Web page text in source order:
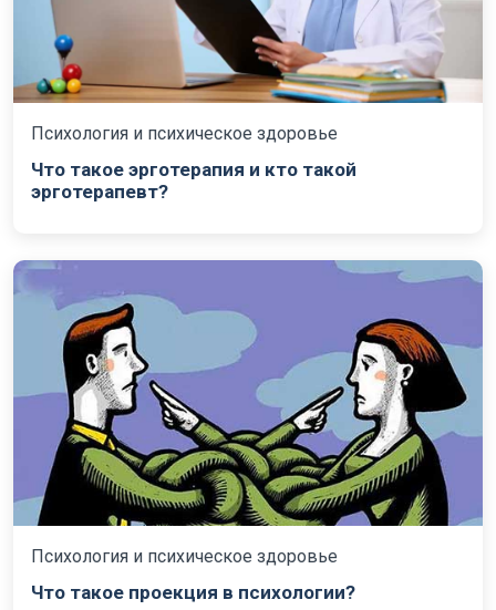
Психология и психическое здоровье
Что такое эрготерапия и кто такой
эрготерапевт?
Психология и психическое здоровье
Что такое проекция в психологии?